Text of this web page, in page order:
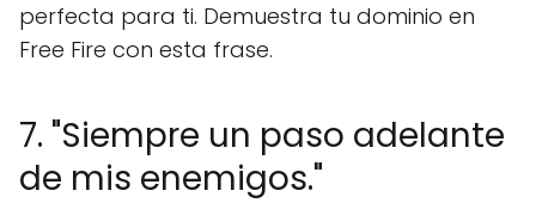
perfecta para ti. Demuestra tu dominio en
Free Fire con esta frase.
7. "Siempre un paso adelante
de mis enemigos."